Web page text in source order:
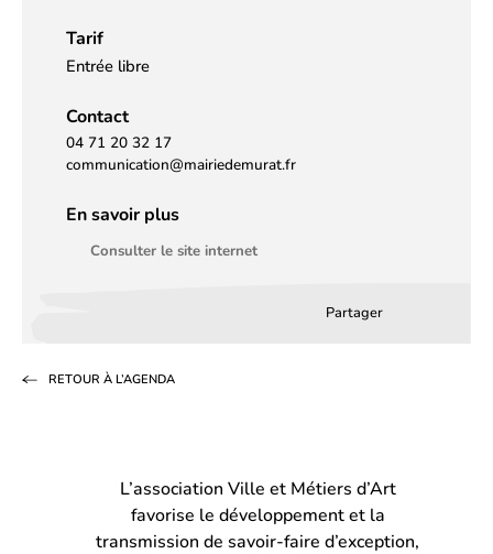
Tarif
Entrée libre
Contact
04 71 20 32 17
communication@mairiedemurat.fr
En savoir plus
Consulter le site internet
Partager
un
RETOUR À L’AGENDA
L’association Ville et Métiers d’Art
favorise le développement et la
transmission de savoir-faire d’exception,